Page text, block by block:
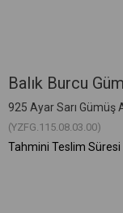
Balık Burcu
925 Ayar Sarı Gümüş
(YZFG.115.08.03.00)
Tahmini Teslim Süresi